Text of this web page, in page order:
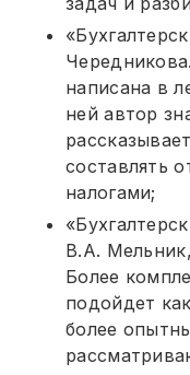
написана в
ней автор
составлять
налогами;
В.А.
Более
подойдет
более